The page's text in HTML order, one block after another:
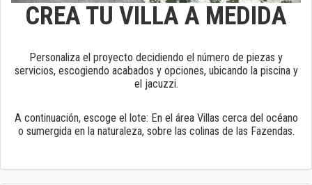
CREA TU VILLA A MEDIDA
Personaliza el proyecto decidiendo el número de piezas y
servicios, escogiendo acabados y opciones, ubicando la piscina y
el jacuzzi.
A continuación, escoge el lote: En el área Villas cerca del océano
o sumergida en la naturaleza, sobre las colinas de las Fazendas.